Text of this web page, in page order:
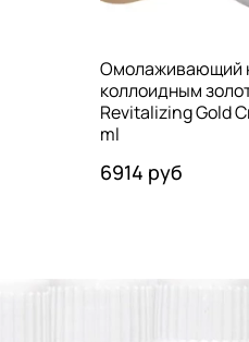
Омолаживающий
коллоидным
Revitalizing Gold
ml
6914 руб